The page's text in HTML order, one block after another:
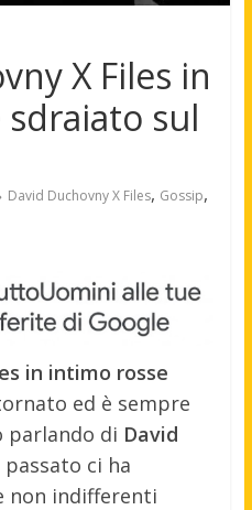
X Files in
sul
David Duchovny X Files, Gossip,
in intimo rosse
tornato ed è sempre
parlando di David
ci ha
non indifferenti